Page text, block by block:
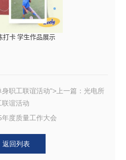
打卡 学生作品展示
职工联谊活动">上一篇：光电所
谊活动
度质量工作大会
返回列表